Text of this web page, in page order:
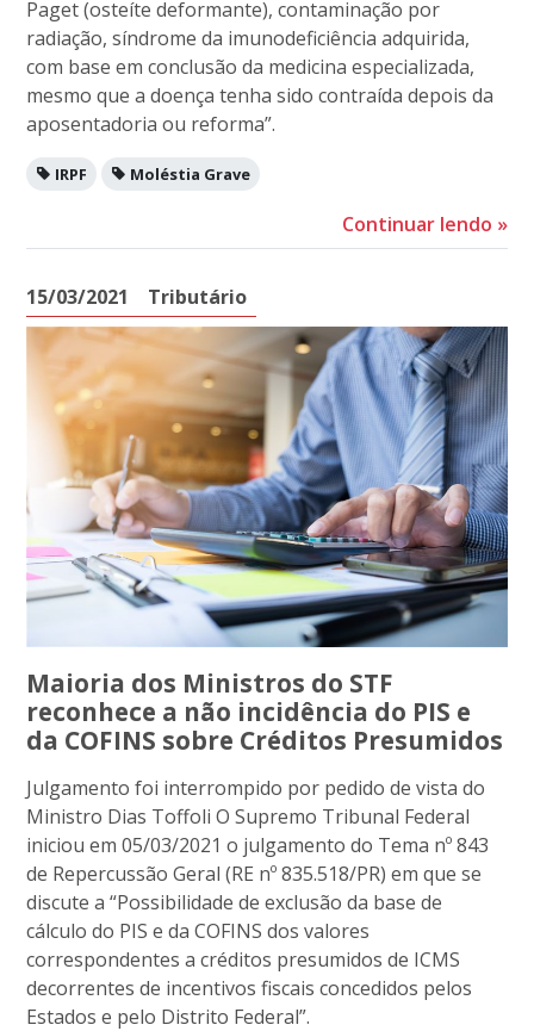
Paget (osteíte deformante), contaminação por
radiação, síndrome da imunodeficiência adquirida,
com base em conclusão da medicina especializada,
mesmo que a doença tenha sido contraída depois da
aposentadoria ou reforma”.
IRPF Moléstia Grave
Continuar lendo »
15/03/2021 Tributário
Maioria dos Ministros do STF
reconhece a não incidência do PIS e
da COFINS sobre Créditos Presumidos
Julgamento foi interrompido por pedido de vista do
Ministro Dias Toffoli O Supremo Tribunal Federal
iniciou em 05/03/2021 o julgamento do Tema nº 843
de Repercussão Geral (RE nº 835.518/PR) em que se
discute a “Possibilidade de exclusão da base de
cálculo do PIS e da COFINS dos valores
correspondentes a créditos presumidos de ICMS
decorrentes de incentivos fiscais concedidos pelos
Estados e pelo Distrito Federal”.